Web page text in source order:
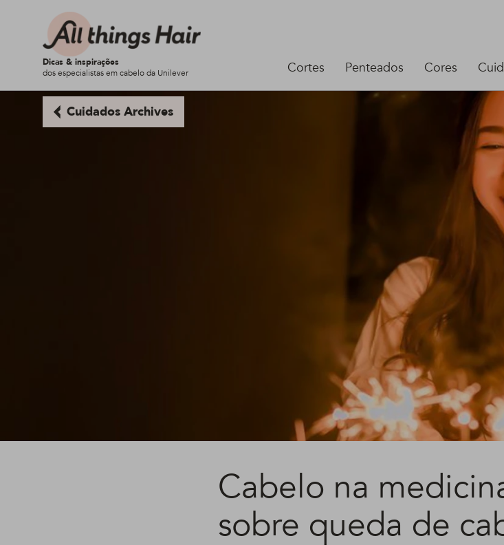
Dicas & inspirações
dos especialistas em cabelo da Unilever
Cortes Penteados Cores
Cuidados Archives
Cabelo na
sobre queda de